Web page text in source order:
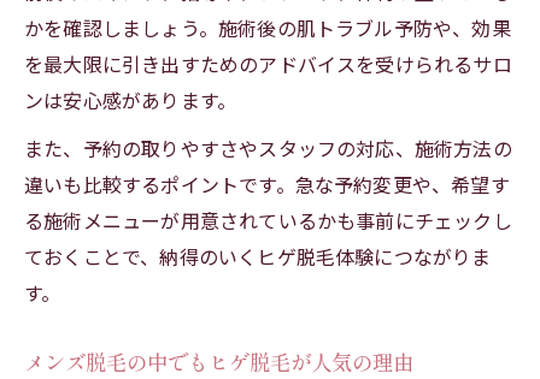
かを確認しましょう。施術後の肌トラブル予防や、効果
を最大限に引き出すためのアドバイスを受けられるサロ
ンは安心感があります。
また、予約の取りやすさやスタッフの対応、施術方法の
違いも比較するポイントです。急な予約変更や、希望す
る施術メニューが用意されているかも事前にチェックし
ておくことで、納得のいくヒゲ脱毛体験につながりま
す。
メンズ脱毛の中でもヒゲ脱毛が人気の理由